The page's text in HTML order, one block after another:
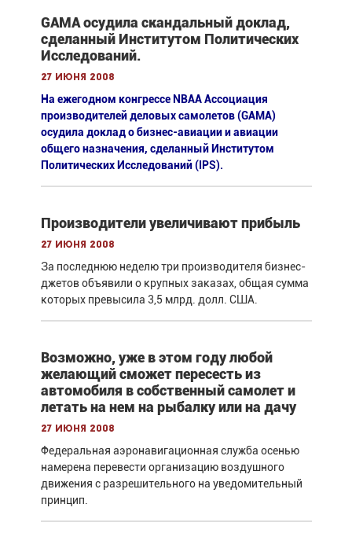
GAMA осудила скандальный доклад,
сделанный Институтом Политических
Исследований.
27 июня 2008
На ежегодном конгрессе NBAA Ассоциация
производителей деловых самолетов (GAMA)
осудила доклад о бизнес-авиации и авиации
общего назначения, сделанный Институтом
Политических Исследований (IPS).
Производители увеличивают прибыль
27 июня 2008
За последнюю неделю три производителя бизнес-
джетов объявили о крупных заказах, общая сумма
которых превысила 3,5 млрд. долл. США.
Возможно, уже в этом году любой
желающий сможет пересесть из
автомобиля в собственный самолет и
летать на нем на рыбалку или на дачу
27 июня 2008
Федеральная аэронавигационная служба осенью
намерена перевести организацию воздушного
движения с разрешительного на уведомительный
принцип.